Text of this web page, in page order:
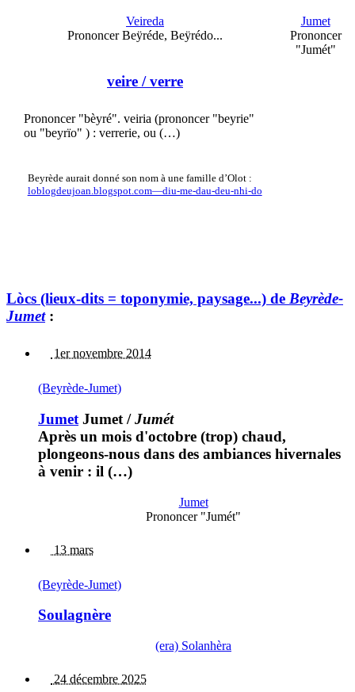
Veireda
Prononcer Beÿréde, Beÿrédo...
veire / verre
Prononcer "bèyré". veiria (prononcer "beyrie"
ou "beyrïo" ) : verrerie, ou (…)
Jumet
Prononcer
"Jumét"
Beyrède aurait donné son nom à une famille d’Olot :
loblogdeujoan.blogspot.com—diu-me-dau-deu-nhi-do
Lòcs (lieux-dits = toponymie, paysage...) de Beyrède-
Jumet:
1er novembre 2014
(Beyrède-Jumet)
Jumet Jumet /Jumét
Après un mois d'octobre (trop) chaud,
plongeons-nous dans des ambiances hivernales
à venir : il (…)
Jumet
Prononcer "Jumét"
13 mars
(Beyrède-Jumet)
Soulagnère
(era) Solanhèra
24 décembre 2025